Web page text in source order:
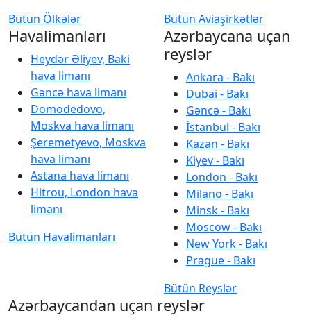
Bütün Ölkələr
Bütün Aviaşirkətlər
Havalimanları
Heydər Əliyev, Baki
hava limanı
Gəncə hava limanı
Domodedovo,
Moskva hava limanı
Şeremetyevo, Moskva
hava limanı
Astana hava limanı
Hitrou, London hava
limanı
Bütün Havalimanları
Azərbaycana uçan
reyslər
Ankara - Bakı
Dubai - Bakı
Gəncə - Bakı
İstanbul - Bakı
Kazan - Bakı
Kiyev - Bakı
London - Bakı
Milano - Bakı
Minsk - Bakı
Moscow - Bakı
New York - Bakı
Prague - Bakı
Bütün Reyslər
Azərbaycandan uçan reyslər